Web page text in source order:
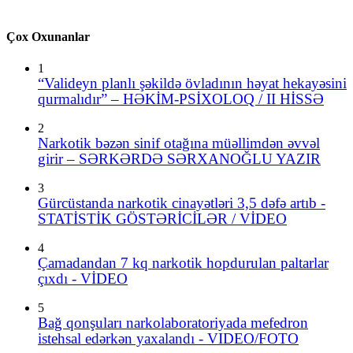
Çox Oxunanlar
1
“Valideyn planlı şəkildə övladının həyat hekayəsini
qurmalıdır” – HƏKİM-PSİXOLOQ / II HİSSƏ
2
Narkotik bəzən sinif otağına müəllimdən əvvəl
girir – SƏRKƏRDƏ SƏRXANOĞLU YAZIR
3
Gürcüstanda narkotik cinayətləri 3,5 dəfə artıb -
STATİSTİK GÖSTƏRİCİLƏR / VİDEO
4
Çamadandan 7 kq narkotik hopdurulan paltarlar
çıxdı - VİDEO
5
Bağ qonşuları narkolaboratoriyada mefedron
istehsal edərkən yaxalandı - VIDEO/FOTO